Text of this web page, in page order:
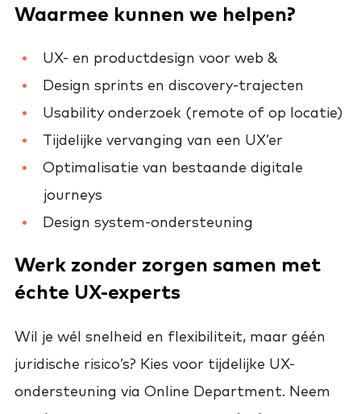
Waarmee kunnen we helpen?
UX- en productdesign voor web &
Design sprints en discovery-trajecten
Usability onderzoek (remote of op locatie)
Tijdelijke vervanging van een UX’er
Optimalisatie van bestaande digitale
journeys
Design system-ondersteuning
Werk zonder zorgen samen met
échte UX-experts
Wil je wél snelheid en flexibiliteit, maar géén
juridische risico’s? Kies voor tijdelijke UX-
ondersteuning via Online Department. Neem